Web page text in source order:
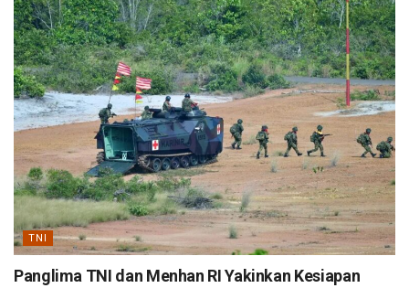
TNI
Panglima TNI dan Menhan RI Yakinkan Kesiapan